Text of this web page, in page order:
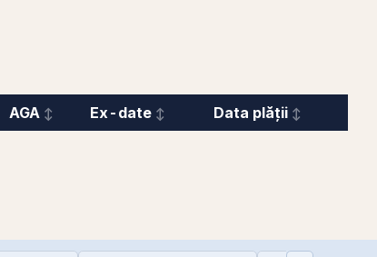
AGA Ex-date
Data plății